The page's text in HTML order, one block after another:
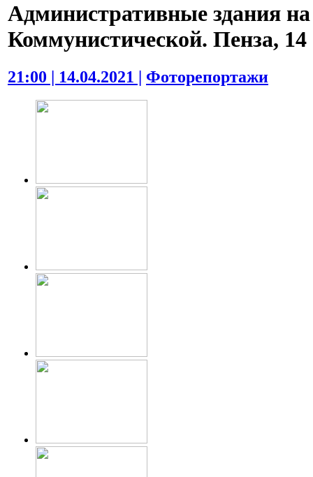
Административные здания
Коммунистической. Пенза, 14
21:00 | 14.04.2021 | Фоторепортажи